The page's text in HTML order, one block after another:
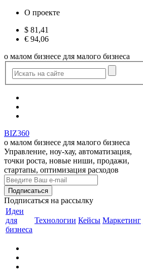
О проекте
$ 81,41
€ 94,06
о малом бизнесе для малого бизнеса
BIZ360
о малом бизнесе для малого бизнеса
Управление, ноу-хау, автоматизация,
точки роста, новые ниши, продажи,
стартапы, оптимизация расходов
Подписаться на рассылку
Идеи
для
бизнеса
Технологии Кейсы Маркетинг